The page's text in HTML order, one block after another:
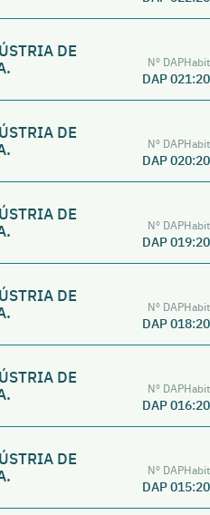
DE
Nº
DAP
DE
Nº
DAP
DE
Nº
DAP
DE
Nº
DAP
DE
Nº
DAP
DE
Nº
DAP